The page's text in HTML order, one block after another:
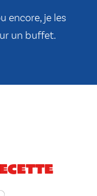
encore, je les
un buffet.